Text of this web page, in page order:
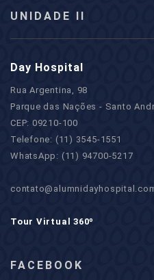
UNIDADE II
Day Hospital
Rua Argentina, 98
Parque das Nações - Santo
CEP: 09210-100
Telefone: (11) 3545-1551
WhatsApp: (11) 94700-5217
Tour Virtual 360º
FACEBOOK